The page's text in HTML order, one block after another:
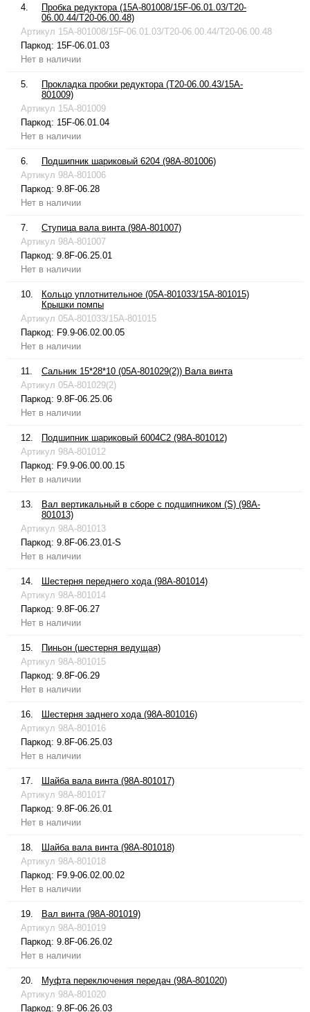
4.
Пробка редуктора (15A-801008/15F-06.01.03/T20-
06.00.44/T20-06.00.48)
Артикул 15A-801008/15F-06.01.03/T20-06.00.44/T20-06.00.48
Паркод: 15F-06.01.03
Нет в наличии
5.
Прокладка пробки редуктора (T20-06.00.43/15A-
801009)
Артикул 15A-801009
Паркод: 15F-06.01.04
Нет в наличии
6.
Подшипник шариковый 6204 (98A-801006)
Артикул 98A-801006
Паркод: 9.8F-06.28
Нет в наличии
7.
Ступица вала винта (98A-801007)
Артикул 98A-801007
Паркод: 9.8F-06.25.01
Нет в наличии
10.
Кольцо уплотнительное (05A-801033/15A-801015)
Крышки помпы
Артикул 05A-801033/15A-801015
Паркод: F9.9-06.02.00.05
Нет в наличии
11.
Сальник 15*28*10 (05A-801029(2)) Вала винта
Артикул 05A-801029(2)
Паркод: 9.8F-06.25.06
Нет в наличии
12.
Подшипник шариковый 6004C2 (98A-801012)
Артикул 98A-801012
Паркод: F9.9-06.00.00.15
Нет в наличии
13.
Вал вертикальный в сборе с подшипником (S) (98A-
801013)
Артикул 98A-801013
Паркод: 9.8F-06.23.01-S
Нет в наличии
14.
Шестерня переднего хода (98A-801014)
Артикул 98A-801014
Паркод: 9.8F-06.27
Нет в наличии
15.
Пиньон (шестерня ведущая)
Артикул 98A-801015
Паркод: 9.8F-06.29
Нет в наличии
16.
Шестерня заднего хода (98A-801016)
Артикул 98A-801016
Паркод: 9.8F-06.25.03
Нет в наличии
17.
Шайба вала винта (98A-801017)
Артикул 98A-801017
Паркод: 9.8F-06.26.01
Нет в наличии
18.
Шайба вала винта (98A-801018)
Артикул 98A-801018
Паркод: F9.9-06.02.00.02
Нет в наличии
19.
Вал винта (98A-801019)
Артикул 98A-801019
Паркод: 9.8F-06.26.02
Нет в наличии
20.
Муфта переключения передач (98A-801020)
Артикул 98A-801020
Паркод: 9.8F-06.26.03